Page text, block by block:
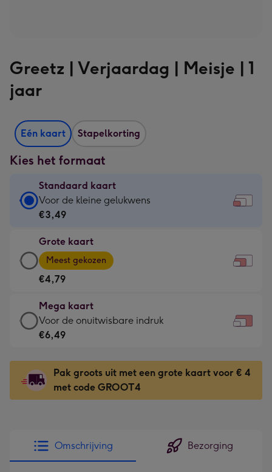
Greetz | Verjaardag | Meisje | 1
jaar
Eén kaart Stapelkorting
Kies het formaat
Standaard kaart
Standaard
kaart
€3,49
-
Voor
kleine
gelukwens
-
160
x
120
mm
Voor de kleine gelukwens
€3,49
Grote kaart
Grote
kaart
-
€4,79
-
Meest
gekozen
Dimensions:
231
x
Meest gekozen
€4,79
Mega kaart
Mega
kaart
€6,49
-
Voor
-
Dimensions:
Voor de onuitwisbare indruk
€6,49
Pak groots uit met een grote kaart voor € 4
met code GROOT4
Omschrijving Bezorging